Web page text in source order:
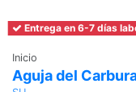
Entrega en 6-7 días
Inicio
Aguja del